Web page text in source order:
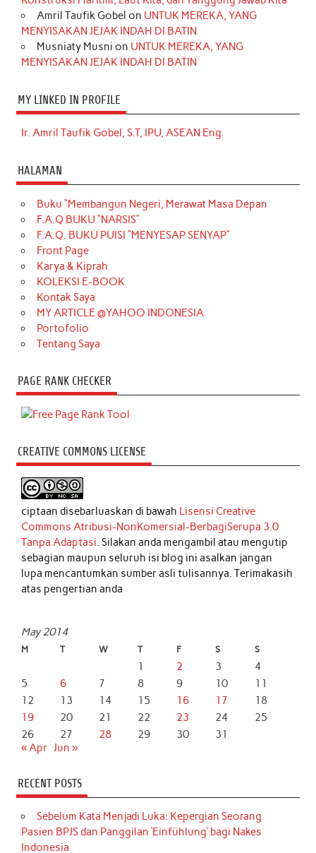
Amril Taufik Gobel on UNTUK MEREKA, YANG
MENYISAKAN JEJAK INDAH DI BATIN
Musniaty Musni on UNTUK MEREKA, YANG
MENYISAKAN JEJAK INDAH DI BATIN
MY LINKED IN PROFILE
Ir. Amril Taufik Gobel, S.T, IPU, ASEAN Eng.
HALAMAN
Buku “Membangun Negeri, Merawat Masa Depan
F.A.Q BUKU “NARSIS”
F.A.Q. BUKU PUISI “MENYESAP SENYAP”
Front Page
Karya & Kiprah
KOLEKSI E-BOOK
Kontak Saya
MY ARTICLE @YAHOO INDONESIA
Portofolio
Tentang Saya
PAGE RANK CHECKER
CREATIVE COMMONS LICENSE
ciptaan disebarluaskan di bawah Lisensi Creative
Commons Atribusi-NonKomersial-BerbagiSerupa 3.0
Tanpa Adaptasi. Silakan anda mengambil atau mengutip
sebagian maupun seluruh isi blog ini asalkan jangan
lupa mencantumkan sumber asli tulisannya. Terimakasih
atas pengertian anda
May 2014
M T W T F S S
1 2 3
4
5
6 7 8 9 10
11
12
13 14 15 16 17
18
19
20 21 22 23 24
25
26
27 28 29 30
31
« Apr Jun »
RECENT POSTS
Sebelum Kata Menjadi Luka: Kepergian Seorang
Pasien BPJS dan Panggilan ‘Einfühlung’ bagi Nakes
Indonesia